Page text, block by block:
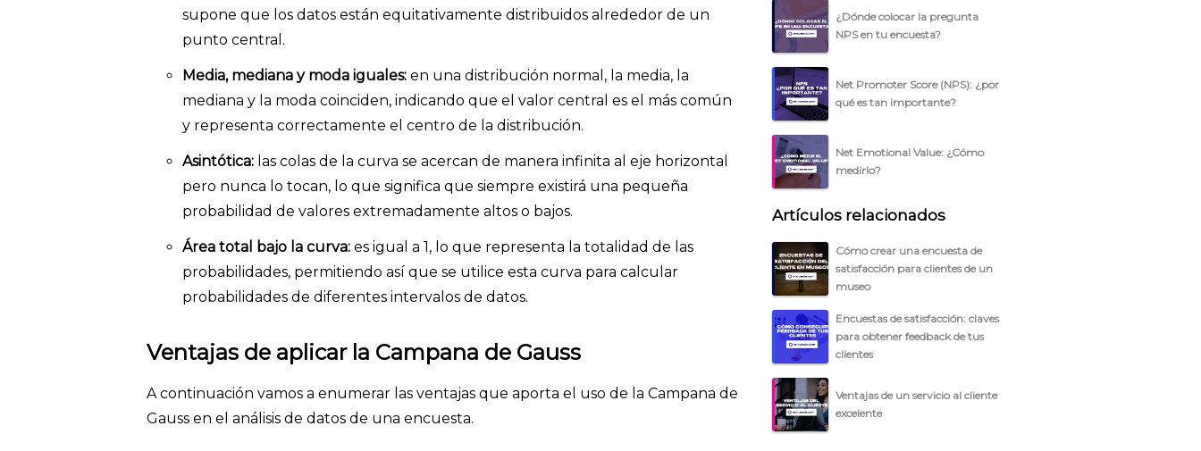
supone que los datos están equitativamente distribuidos alrededor de un
punto central.
Media, mediana y moda iguales: en una distribución normal, la media, la
mediana y la moda coinciden, indicando que el valor central es el más común
y representa correctamente el centro de la distribución.
Asintótica: las colas de la curva se acercan de manera infinita al eje horizontal
pero nunca lo tocan, lo que significa que siempre existirá una pequeña
probabilidad de valores extremadamente altos o bajos.
Área total bajo la curva: es igual a 1, lo que representa la totalidad de las
probabilidades, permitiendo así que se utilice esta curva para calcular
probabilidades de diferentes intervalos de datos.
Ventajas de aplicar la Campana de Gauss
A continuación vamos a enumerar las ventajas que aporta el uso de la Campana de
Gauss en el análisis de datos de una encuesta.
¿Dónde colocar la pregunta
NPS en tu encuesta?
Net Promoter Score (NPS): ¿por
qué es tan importante?
Net Emotional Value: ¿Cómo
medirlo?
Artículos relacionados
Cómo crear una encuesta de
satisfacción para clientes de un
museo
Encuestas de satisfacción: claves
para obtener feedback de tus
clientes
Ventajas de un servicio al cliente
excelente